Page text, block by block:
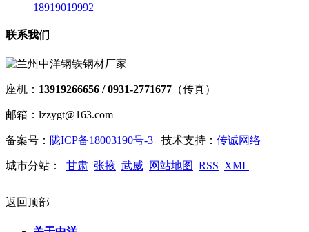
18919019992
联系我们
座机： 13919266656 / 0931-2771677 （传真）
邮箱：lzzygt@163.com
备案号： 陇ICP备18003190号-3 技术支持： 传诚网络
城市分站： 甘肃 张掖 武威 网站地图 RSS XML
返回顶部